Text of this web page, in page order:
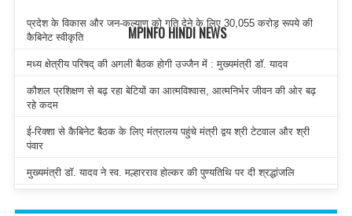
MPINFO HINDI NEWS
प्रदेश के विकास और जन-कल्याण को गति देने के लिए 30,055 करोड़ रूपये की
कैबिनेट स्वीकृति
मध्य क्षेत्रीय परिषद् की अगली बैठक होगी उज्जैन में : मुख्यमंत्री डॉ. यादव
कौशल प्रशिक्षण से बढ़ रहा बेटियों का आत्मविश्वास, आत्मनिर्भर जीवन की ओर बढ़
रहे कदम
ई-रिक्शा से कैबिनेट बैठक के लिए मंत्रालय पहुंचे मंत्री द्वय श्री टेटवाल और श्री
पंवार
मुख्यमंत्री डॉ. यादव ने स्व. मल्हारराव होल्कर की पुण्यतिथि पर दी श्रद्धांजलि